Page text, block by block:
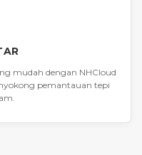
mudah dengan NHCloud
pemantauan tepi